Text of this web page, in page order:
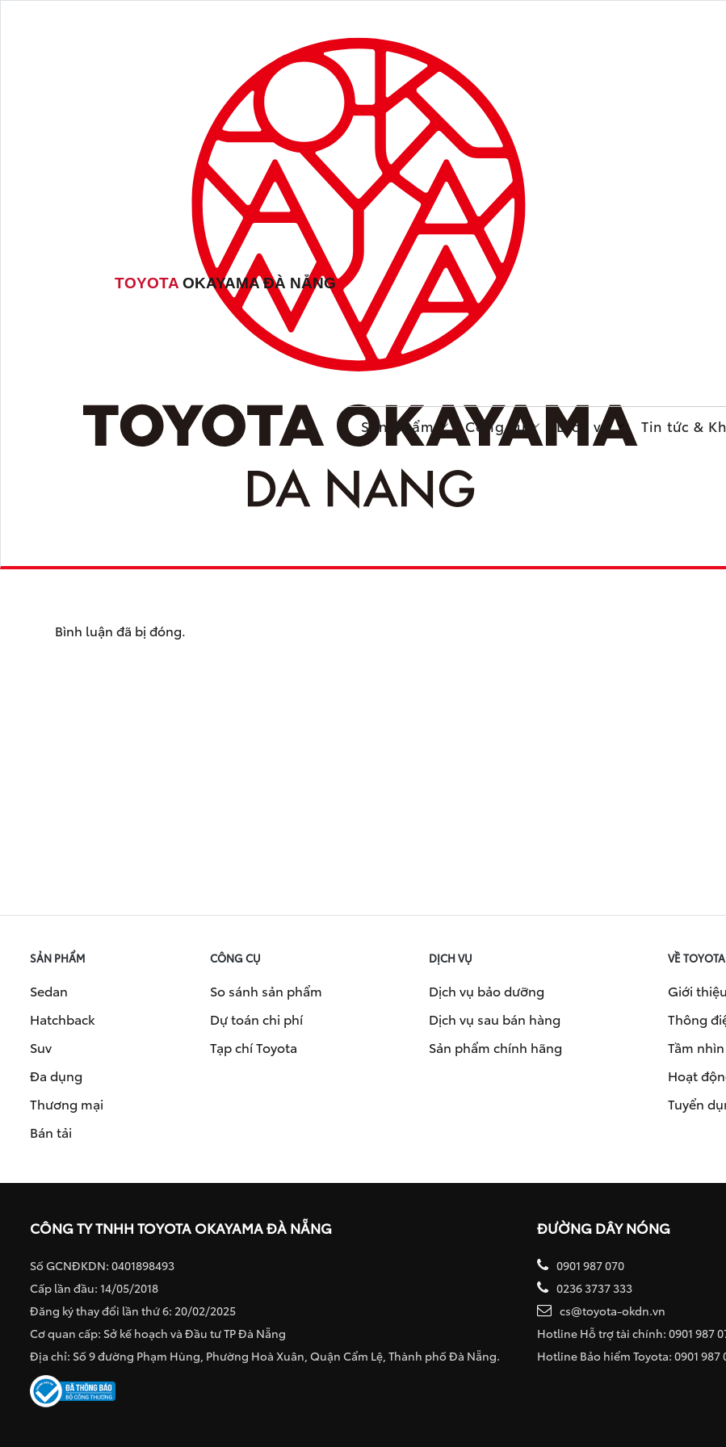
TOYOTA OKAYAMA ĐÀ NẴNG
Sản phẩm Công cụ Dịch vụ Tin tức &
Bình luận đã bị đóng.
SẢN PHẨM
Sedan
Hatchback
Suv
Đa dụng
Thương mại
Bán tải
CÔNG CỤ
So sánh sản phẩm
Dự toán chi phí
Tạp chí Toyota
DỊCH VỤ
Dịch vụ bảo dưỡng
Dịch vụ sau bán hàng
Sản phẩm chính hãng
VỀ
Giới
Thông
Tầm
Hoạt
Tuyển
CÔNG TY TNHH TOYOTA OKAYAMA ĐÀ NẴNG
Số GCNĐKDN: 0401898493
Cấp lần đầu: 14/05/2018
Đăng ký thay đổi lần thứ 6: 20/02/2025
Cơ quan cấp: Sở kế hoạch và Đầu tư TP Đà Nẵng
Địa chỉ: Số 9 đường Phạm Hùng, Phường Hoà Xuân, Quận Cẩm Lệ, Thành phố Đà Nẵng.
ĐƯỜNG DÂY NÓNG
0901 987 070
0236 3737 333
cs@toyota-okdn.vn
Hotline Hỗ trợ tài chính: 0901 987
Hotline Bảo hiểm Toyota: 0901 987